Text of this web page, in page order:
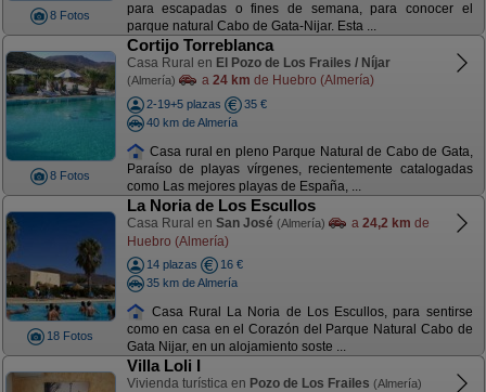
8 Fotos
para escapadas o fines de semana, para conocer el
parque natural Cabo de Gata-Nijar. Esta ...
8 Fotos
Cortijo Torreblanca
Casa Rural en El Pozo de Los Frailes / Níjar
(Almería) a 24 km de Huebro (Almería)
2-19+5 plazas
35 €
40 km de Almería
Casa rural en pleno Parque Natural de Cabo de Gata,
Paraíso de playas vírgenes, recientemente catalogadas
como Las mejores playas de España, ...
18 Fotos
La Noria de Los Escullos
Casa Rural en San José (Almería) a 24,2 km de
Huebro (Almería)
14 plazas
16 €
35 km de Almería
Casa Rural La Noria de Los Escullos, para sentirse
como en casa en el Corazón del Parque Natural Cabo de
Gata Nijar, en un alojamiento soste ...
Villa Loli I
Vivienda turística en Pozo de Los Frailes (Almería)